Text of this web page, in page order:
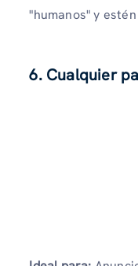
"humanos" y
6. Cualquier